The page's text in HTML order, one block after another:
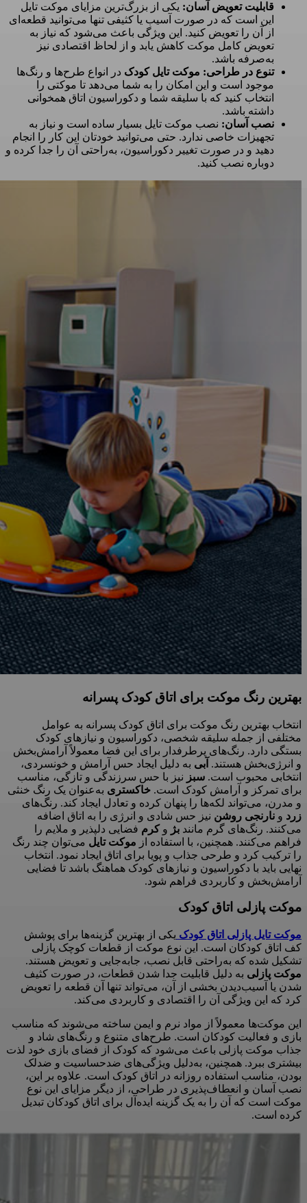
قابلیت تعویض آسان: یکی از بزرگ‌ترین مزایای موکت تایل
این است که در صورت آسیب یا کثیفی تنها می‌توانید قطعه‌ای
از آن را تعویض کنید. این ویژگی باعث می‌شود که نیاز به
تعویض کامل موکت کاهش یابد و از لحاظ اقتصادی نیز
به‌صرفه باشد.
تنوع در طراحی: موکت تایل کودک در انواع طرح‌ها و رنگ‌ها
موجود است و این امکان را به شما می‌دهد تا موکتی را
انتخاب کنید که با سلیقه شما و دکوراسیون اتاق همخوانی
داشته باشد.
نصب آسان: نصب موکت تایل بسیار ساده است و نیاز به
تجهیزات خاصی ندارد. حتی می‌توانید خودتان این کار را انجام
دهید و در صورت تغییر دکوراسیون، به‌راحتی آن را جدا کرده و
دوباره نصب کنید.
بهترین رنگ موکت برای اتاق کودک پسرانه
انتخاب بهترین رنگ موکت برای اتاق کودک پسرانه به عوامل
مختلفی از جمله سلیقه شخصی، دکوراسیون و نیازهای کودک
بستگی دارد. رنگ‌های پرطرفدار برای این فضا معمولاً آرامش‌بخش
و انرژی‌بخش هستند. آبی به دلیل ایجاد حس آرامش و خونسردی،
انتخابی محبوب است. سبز نیز با حس سرزندگی و تازگی، مناسب
برای تمرکز و آرامش کودک است. خاکستری به‌عنوان یک رنگ خنثی
و مدرن، می‌تواند لکه‌ها را پنهان کرده و تعادل ایجاد کند. رنگ‌های
زرد و نارنجی روشن نیز حس شادی و انرژی را به اتاق اضافه
می‌کنند. رنگ‌های گرم مانند بژ وکرم فضایی دلپذیر و ملایم را
فراهم می‌کنند. همچنین، با استفاده از موکت تایل می‌توان چند رنگ
را ترکیب کرد و طرحی جذاب و پویا برای اتاق ایجاد نمود. انتخاب
نهایی باید با دکوراسیون و نیازهای کودک هماهنگ باشد تا فضایی
آرامش‌بخش و کاربردی فراهم شود.
موکت پازلی اتاق کودک
موکت تایل پازلی اتاق کودک یکی از بهترین گزینه‌ها برای پوشش
کف اتاق کودکان است. این نوع موکت از قطعات کوچک پازلی
تشکیل شده که به‌راحتی قابل نصب، جابه‌جایی و تعویض هستند.
موکت پازلی به دلیل قابلیت جدا شدن قطعات، در صورت کثیف
شدن یا آسیب‌دیدن بخشی از آن، می‌تواند تنها آن قطعه را تعویض
کرد که این ویژگی آن را اقتصادی و کاربردی می‌کند.
این موکت‌ها معمولاً از مواد نرم و ایمن ساخته می‌شوند که مناسب
بازی و فعالیت کودکان است. طرح‌های متنوع و رنگ‌های شاد و
جذاب موکت پازلی باعث می‌شود که کودک از فضای بازی خود لذت
بیشتری ببرد. همچنین، به‌دلیل ویژگی‌های ضدحساسیت و ضدلک
بودن، مناسب استفاده روزانه در اتاق کودک است. علاوه بر این،
نصب آسان و انعطاف‌پذیری در طراحی، از دیگر مزایای این نوع
موکت است که آن را به یک گزینه ایده‌آل برای اتاق کودکان تبدیل
کرده است.